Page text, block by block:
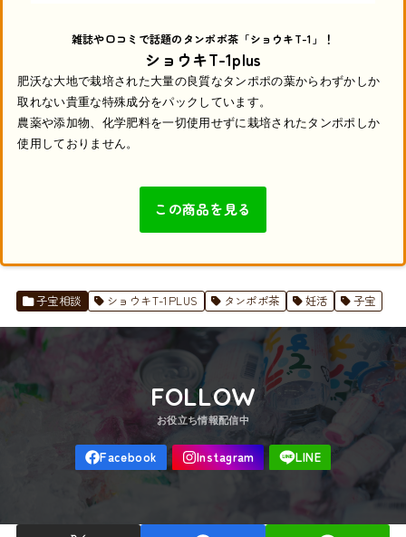
雑誌や口コミで話題のタンポポ茶「ショウキT-1」！
ショウキT-1plus
肥沃な大地で栽培された大量の良質なタンポポの葉からわずかしか
取れない貴重な特殊成分をパックしています。
農薬や添加物、化学肥料を一切使用せずに栽培されたタンポポしか
使用しておりません。
この商品を見る
子宝相談 ショウキT-1PLUS タンポポ茶 妊活 子宝
FOLLOW